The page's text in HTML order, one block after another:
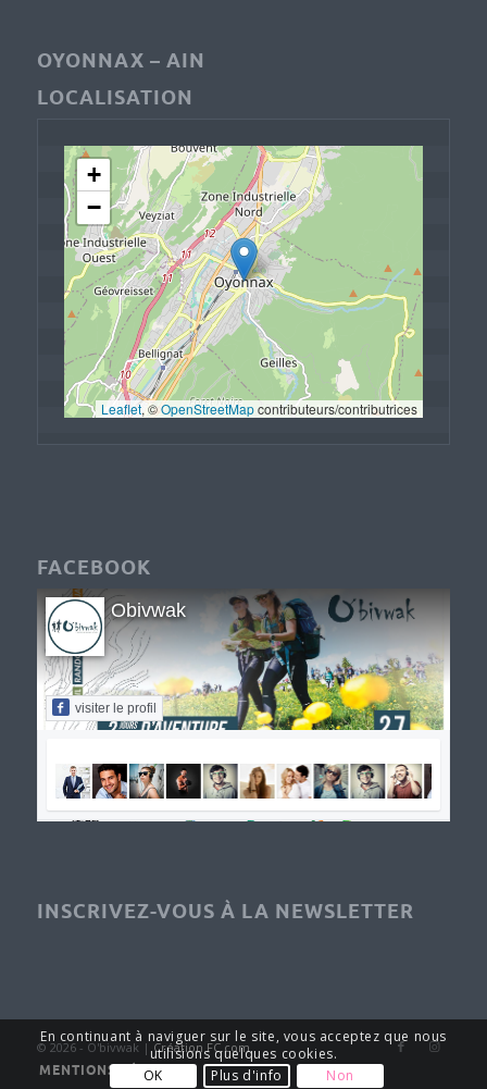
OYONNAX – AIN
LOCALISATION
+
−
Leaflet, © OpenStreetMap contributeurs/contributrices
FACEBOOK
Obivwak
visiter le profil
INSCRIVEZ-VOUS À LA NEWSLETTER
© 2026 - O'bivwak | Création FC.com
MENTIONS LÉGALES
En continuant à naviguer sur le site, vous acceptez que nous
utilisions quelques cookies.
OK
Plus d'info Non